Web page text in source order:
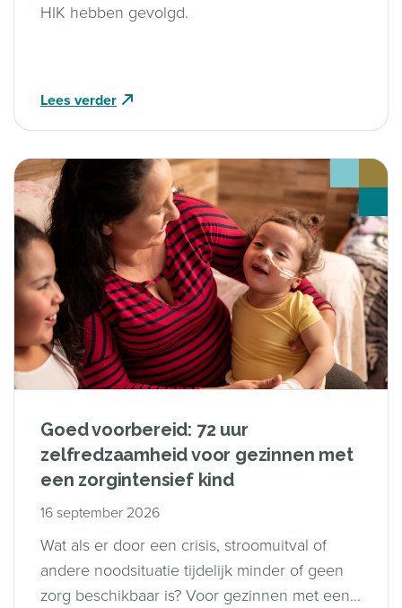
HIK hebben gevolgd.
Lees verder
Goed voorbereid: 72 uur
zelfredzaamheid voor gezinnen met
een zorgintensief kind
16 september 2026
Wat als er door een crisis, stroomuitval of
andere noodsituatie tijdelijk minder of geen
zorg beschikbaar is? Voor gezinnen met een